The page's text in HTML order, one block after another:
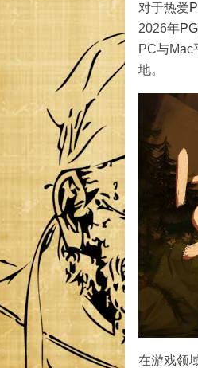
对于热爱
2026年
PC与Mac
地。
在游戏领